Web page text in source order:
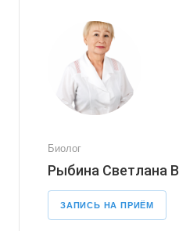
Биолог
Рыбина Светлана
ЗАПИСЬ НА ПРИЁМ